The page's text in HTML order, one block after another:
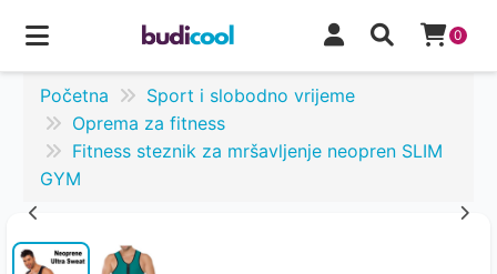
0
Početna
Sport i slobodno vrijeme
Oprema za fitness
Fitness steznik za mršavljenje neopren SLIM
GYM